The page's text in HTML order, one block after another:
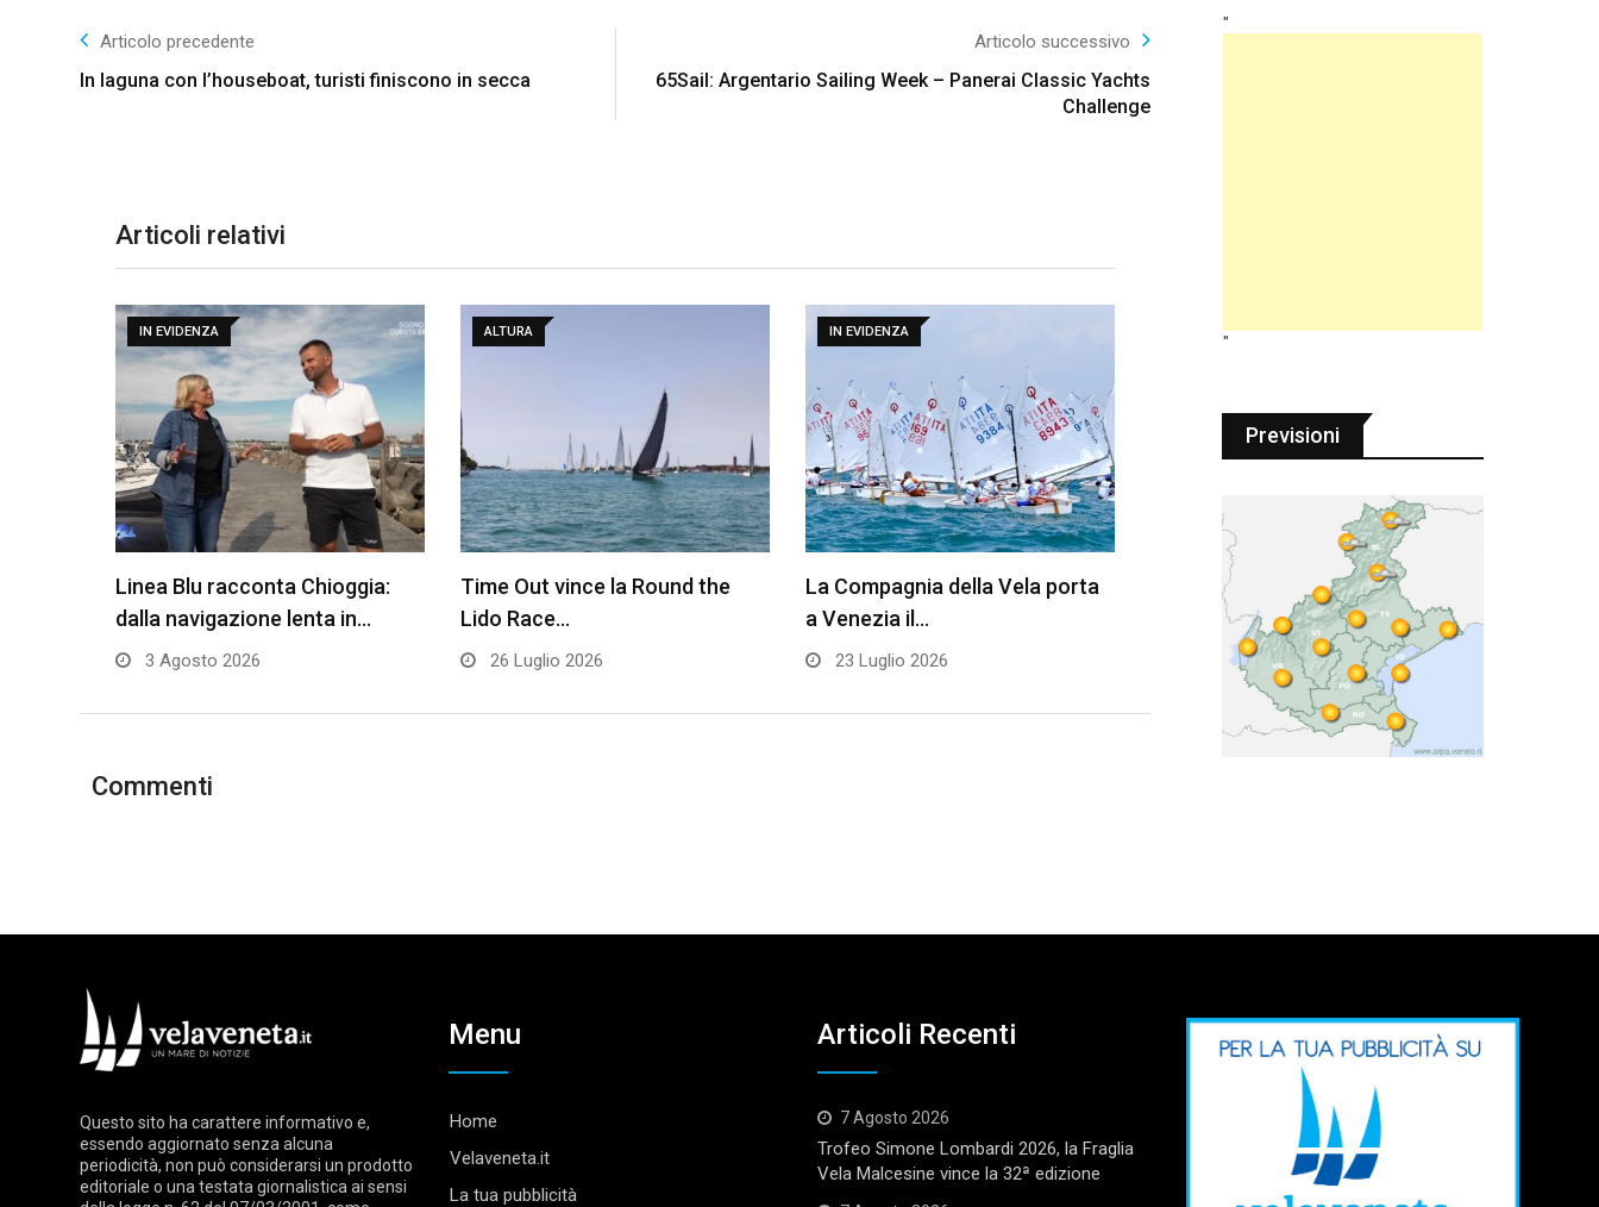
Articolo precedente
In laguna con l’houseboat, turisti finiscono in secca
Articolo successivo
65Sail: Argentario Sailing Week – Panerai Classic Yachts
Challenge
Articoli relativi
IN EVIDENZA
Linea Blu racconta Chioggia:
dalla navigazione lenta in…
3 Agosto 2026
ALTURA
Time Out vince la Round the
Lido Race…
26 Luglio 2026
IN EVIDENZA
La Compagnia della Vela porta
a Venezia il…
23 Luglio 2026
Commenti
"
"
Previsioni
Questo sito ha carattere informativo e,
essendo aggiornato senza alcuna
periodicità, non può considerarsi un prodotto
editoriale o una testata giornalistica ai sensi
Menu
Home
Velaveneta.it
La tua pubblicità
Articoli Recenti
7 Agosto 2026
Trofeo Simone Lombardi 2026, la Fraglia
Vela Malcesine vince la 32ª edizione